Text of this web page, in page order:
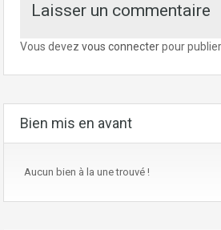
Laisser un commentaire
Vous devez vous connecterpour
Bien mis en avant
Aucun bien à la une trouvé !